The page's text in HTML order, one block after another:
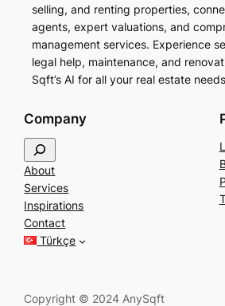
selling, and renting properties,
agents, expert valuations, and
management services. Experience
legal help, maintenance, and
Sqft’s AI for all your real estate
Company
e
a
r
c
h
About
Services
Inspirations
Contact
Türkçe
Copyright © 2024 AnySqft